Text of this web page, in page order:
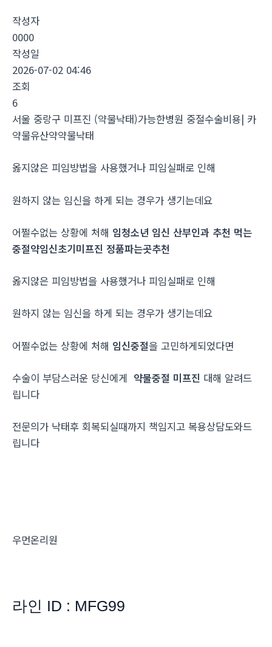
작성자
0000
작성일
2026-07-02 04:46
조회
6
서울 중랑구 미프진 (약물낙태)가능한병원 중절수술비용| 카
약물유산약약물낙태
옳지않은 피임방법을 사용했거나 피임실패로 인해
원하지 않는 임신을 하게 되는 경우가 생기는데요
어쩔수없는 상황에 처해 임청소년 임신 산부인과 추천 먹는
중절약임신초기미프진 정품파는곳추천
옳지않은 피임방법을 사용했거나 피임실패로 인해
원하지 않는 임신을 하게 되는 경우가 생기는데요
어쩔수없는 상황에 처해 임신중절을 고민하게되었다면
수술이 부담스러운 당신에게 약물중절 미프진 대해 알려드
립니다
전문의가 낙태후 회복되실때까지 책임지고 복용상담도와드
립니다
우먼온리원
라인 ID : MFG99